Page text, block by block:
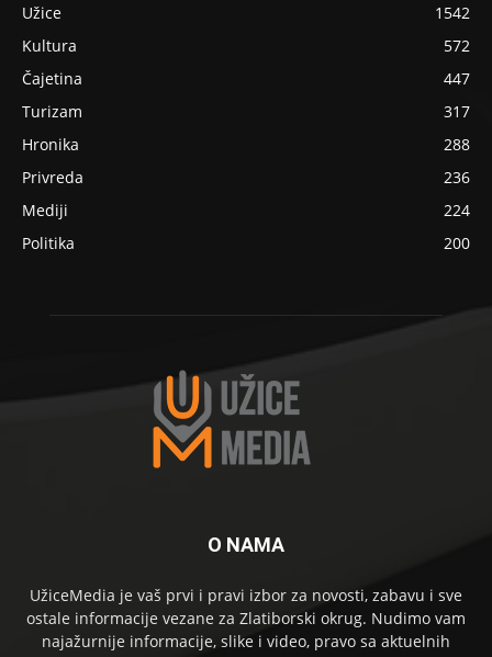
Užice
1542
Kultura
572
Čajetina
447
Turizam
317
Hronika
288
Privreda
236
Mediji
224
Politika
200
O NAMA
UžiceMedia je vaš prvi i pravi izbor za novosti, zabavu i sve
ostale informacije vezane za Zlatiborski okrug. Nudimo vam
najažurnije informacije, slike i video, pravo sa aktuelnih